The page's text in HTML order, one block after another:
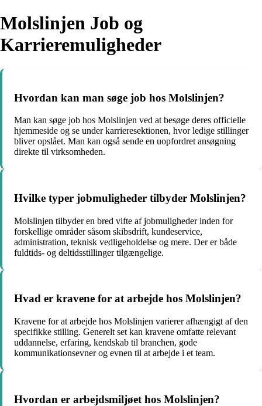
Molslinjen Job og
Karrieremuligheder
Hvordan kan man søge job hos Molslinjen?
Man kan søge job hos Molslinjen ved at besøge deres officielle
hjemmeside og se under karrieresektionen, hvor ledige stillinger
bliver opslået. Man kan også sende en uopfordret ansøgning
direkte til virksomheden.
Hvilke typer jobmuligheder tilbyder Molslinjen?
Molslinjen tilbyder en bred vifte af jobmuligheder inden for
forskellige områder såsom skibsdrift, kundeservice,
administration, teknisk vedligeholdelse og mere. Der er både
fuldtids- og deltidsstillinger tilgængelige.
Hvad er kravene for at arbejde hos Molslinjen?
Kravene for at arbejde hos Molslinjen varierer afhængigt af den
specifikke stilling. Generelt set kan kravene omfatte relevant
uddannelse, erfaring, kendskab til branchen, gode
kommunikationsevner og evnen til at arbejde i et team.
Hvordan er arbejdsmiljøet hos Molslinjen?